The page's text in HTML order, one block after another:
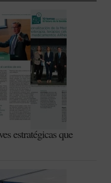
estratégicas que